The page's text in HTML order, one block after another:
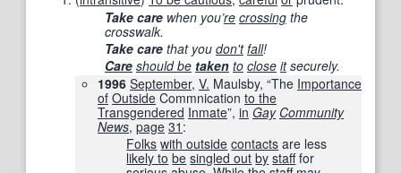
Take care when you’re crossing the
crosswalk.
Take care that you don't fall!
Care should be taken to close itsecurely.
1996 September, V. Maulsby, “The Importance
of Outside Commnication to the
Transgendered Inmate”, in Gay Community
News, page 31 :
Folks with outside contacts are less
likely to be singled out by stafffor